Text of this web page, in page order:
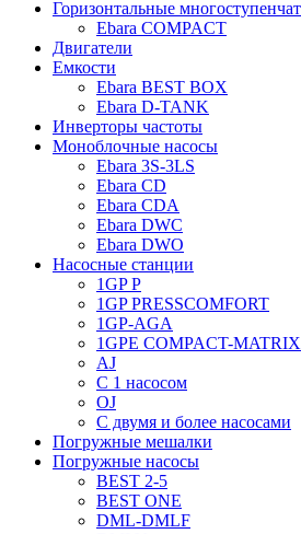
Горизонтальные
Ebara COMPACT
Двигатели
Емкости
Ebara BEST BOX
Ebara D-TANK
Инверторы частоты
Моноблочные насосы
Ebara 3S-3LS
Ebara CD
Ebara CDA
Ebara DWC
Ebara DWO
Насосные станции
1GP P
1GP PRESSCOMFORT
1GP-AGA
1GPE COMPACT-MATRIX
AJ
C 1 насосом
OJ
С двумя и более насосами
Погружные мешалки
Погружные насосы
BEST 2-5
BEST ONE
DML-DMLF